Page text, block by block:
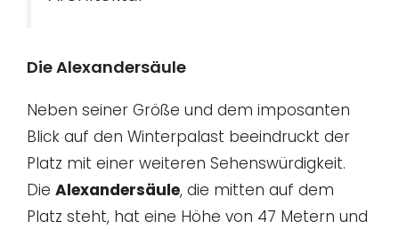
Die Alexandersäule
Neben seiner Größe und dem imposanten
Blick auf den Winterpalast beeindruckt der
Platz mit einer weiteren Sehenswürdigkeit.
Die Alexandersäule, die mitten auf dem
Platz steht, hat eine Höhe von 47 Metern und